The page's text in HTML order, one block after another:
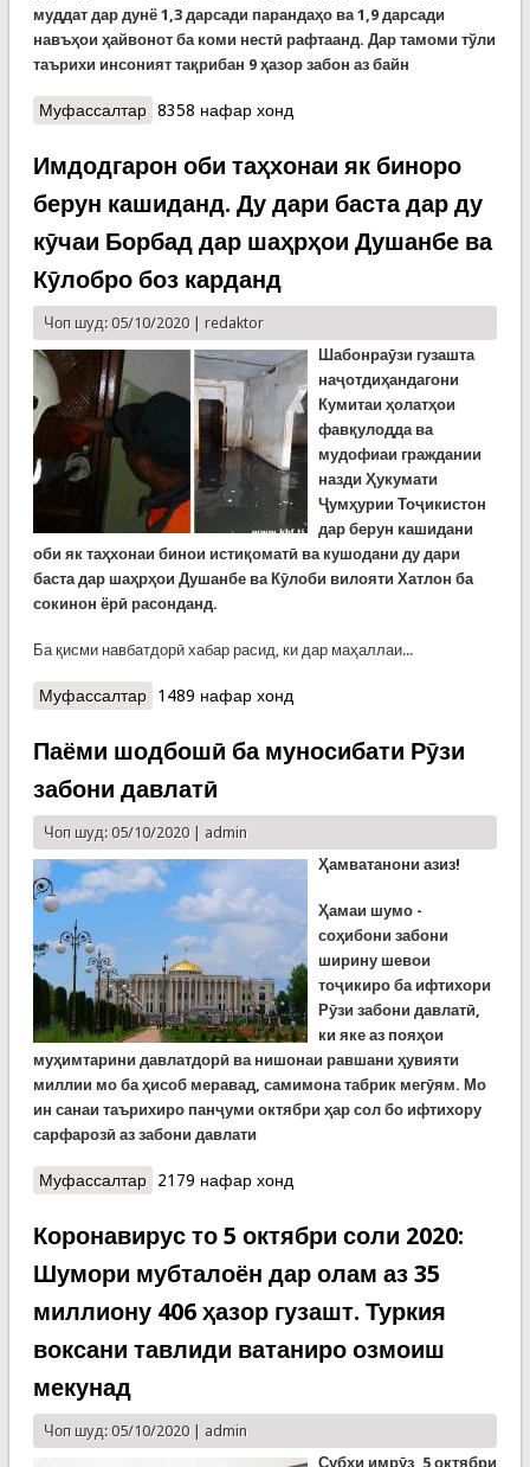
муддат дар дунё 1,3 дарсади парандаҳо ва 1,9 дарсади
навъҳои ҳайвонот ба коми нестӣ рафтаанд. Дар тамоми тўли
таърихи инсоният тақрибан 9 ҳазор забон аз байн
Муфассалтаро Ширинтарин ва шевотарин забон...Рӯзи забон
8358 нафар хонд
Имдодгарон оби таҳхонаи як биноро
берун кашиданд. Ду дари баста дар ду
кӯчаи Борбад дар шаҳрҳои Душанбе ва
Кӯлобро боз карданд
Чоп шуд: 05/10/2020 | redaktor
Шабонраӯзи гузашта
наҷотдиҳандагони
Кумитаи ҳолатҳои
фавқулодда ва
мудофиаи граждании
назди Ҳукумати
Ҷумҳурии Тоҷикистон
дар берун кашидани
оби як таҳхонаи бинои истиқоматӣ ва кушодани ду дари
баста дар шаҳрҳои Душанбе ва Кӯлоби вилояти Хатлон ба
сокинон ёрӣ расонданд.
Ба қисми навбатдорӣ хабар расид, ки дар маҳаллаи...
Муфассалтаро Имдодгарон оби таҳхонаи як биноро берун
дар шаҳрҳои Душанбе ва Кӯлобро боз карданд
1489 нафар хонд
Паёми шодбошӣ ба муносибати Рӯзи
забони давлатӣ
Чоп шуд: 05/10/2020 | admin
Ҳамватанони азиз!
Ҳамаи шумо -
соҳибони забони
ширину шевои
тоҷикиро ба ифтихори
Рӯзи забони давлатӣ,
ки яке аз пояҳои
муҳимтарини давлатдорӣ ва нишонаи равшани ҳувияти
миллии мо ба ҳисоб меравад, самимона табрик мегӯям. Мо
ин санаи таърихиро панҷуми октябри ҳар сол бо ифтихору
сарфарозӣ аз забони давлати
Муфассалтаро Паёми шодбошӣ ба муносибати Рӯзи забони
2179 нафар хонд
Коронавирус то 5 октябри соли 2020:
Шумори мубталоён дар олам аз 35
миллиону 406 ҳазор гузашт. Туркия
воксани тавлиди ватаниро озмоиш
мекунад
Чоп шуд: 05/10/2020 | admin
Субҳи имрӯз, 5 октябри